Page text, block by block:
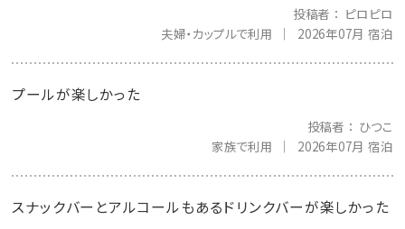
投稿者
ピロピロ
夫婦・カップルで利用
2026年07月 宿泊
プールが楽しかった
投稿者
ひつこ
家族で利用
2026年07月 宿泊
スナックバーとアルコールもあるドリンクバーが楽しかった